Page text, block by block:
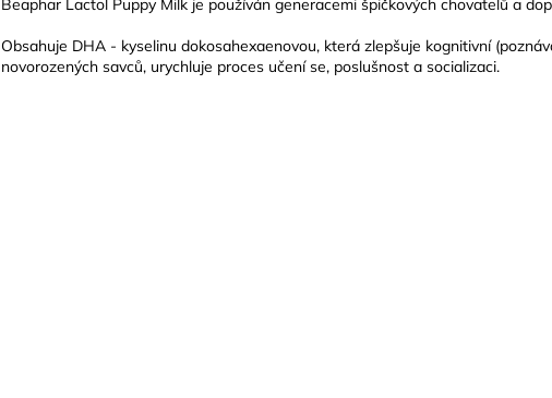
Beaphar Lactol Puppy Milk je používán generacemi špičkových chovatelů a
Obsahuje DHA - kyselinu dokosahexaenovou, která zlepšuje kognitivní
novorozených savců, urychluje proces učení se, poslušnost a socializaci.